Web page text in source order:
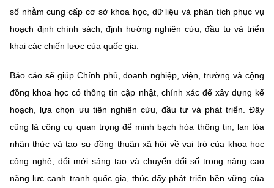
số nhằm cung cấp cơ sở khoa học, dữ liệu và phân tích phục vụ
hoạch định chính sách, định hướng nghiên cứu, đầu tư và triển
khai các chiến lược của quốc gia.
Báo cáo sẽ giúp Chính phủ, doanh nghiệp, viện, trường và cộng
đồng khoa học có thông tin cập nhật, chính xác để xây dựng kế
hoạch, lựa chọn ưu tiên nghiên cứu, đầu tư và phát triển. Đây
cũng là công cụ quan trọng để minh bạch hóa thông tin, lan tỏa
nhận thức và tạo sự đồng thuận xã hội về vai trò của khoa học
công nghệ, đổi mới sáng tạo và chuyển đổi số trong nâng cao
năng lực cạnh tranh quốc gia, thúc đẩy phát triển bền vững của